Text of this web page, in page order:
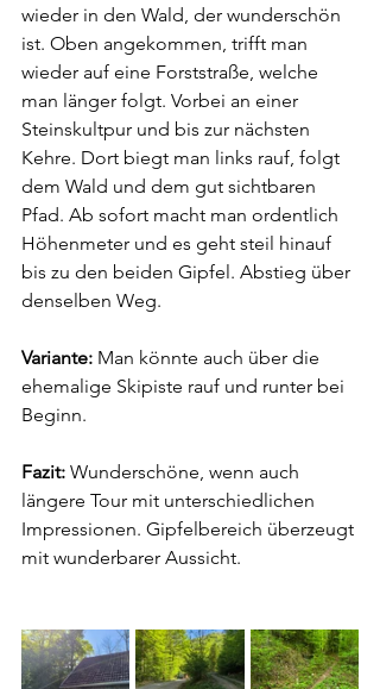
wieder in den Wald, der wunderschön
ist. Oben angekommen, trifft man
wieder auf eine Forststraße, welche
man länger folgt. Vorbei an einer
Steinskultpur und bis zur nächsten
Kehre. Dort biegt man links rauf, folgt
dem Wald und dem gut sichtbaren
Pfad. Ab sofort macht man ordentlich
Höhenmeter und es geht steil hinauf
bis zu den beiden Gipfel. Abstieg über
denselben Weg.
Variante: Man könnte auch über die
ehemalige Skipiste rauf und runter bei
Beginn.
Fazit: Wunderschöne, wenn auch
längere Tour mit unterschiedlichen
Impressionen. Gipfelbereich überzeugt
mit wunderbarer Aussicht.